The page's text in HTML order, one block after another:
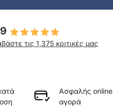
τις 1,375 κριτικές μας
Ασφαλής online
αγορά